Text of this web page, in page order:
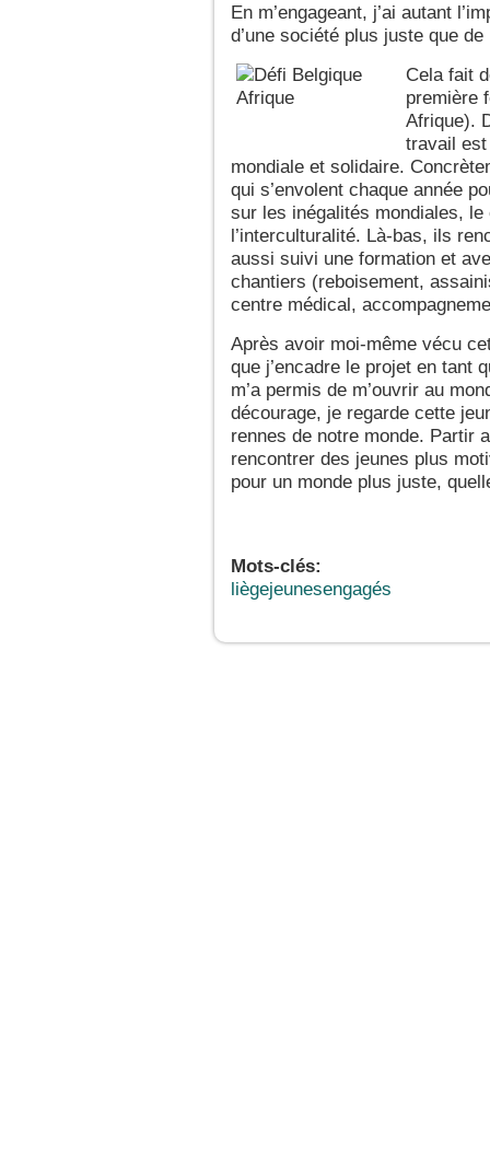
En m’engageant, j’ai autant
d’une société plus juste que
Cela fait
première
Afrique).
travail est
mondiale et solidaire.
qui s’envolent chaque année
sur les inégalités mondiales,
l’interculturalité. Là-bas, ils
aussi suivi une formation et
chantiers (reboisement,
centre médical,
Après avoir moi-même vécu
que j’encadre le projet en tant
m’a permis de m’ouvrir au
décourage, je regarde cette
rennes de notre monde. Partir
rencontrer des jeunes plus
pour un monde plus juste,
Mots-clés:
liègejeunesengagés